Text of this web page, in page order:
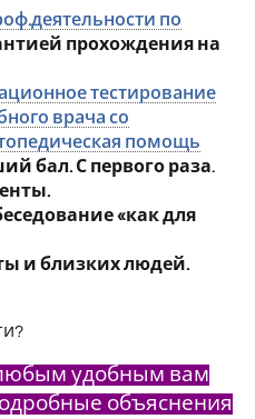
по
прохождения на
тестирование
врача со
помощь
бал. С первого раза.
«как для
и близких людей.
удобным вам
объяснения